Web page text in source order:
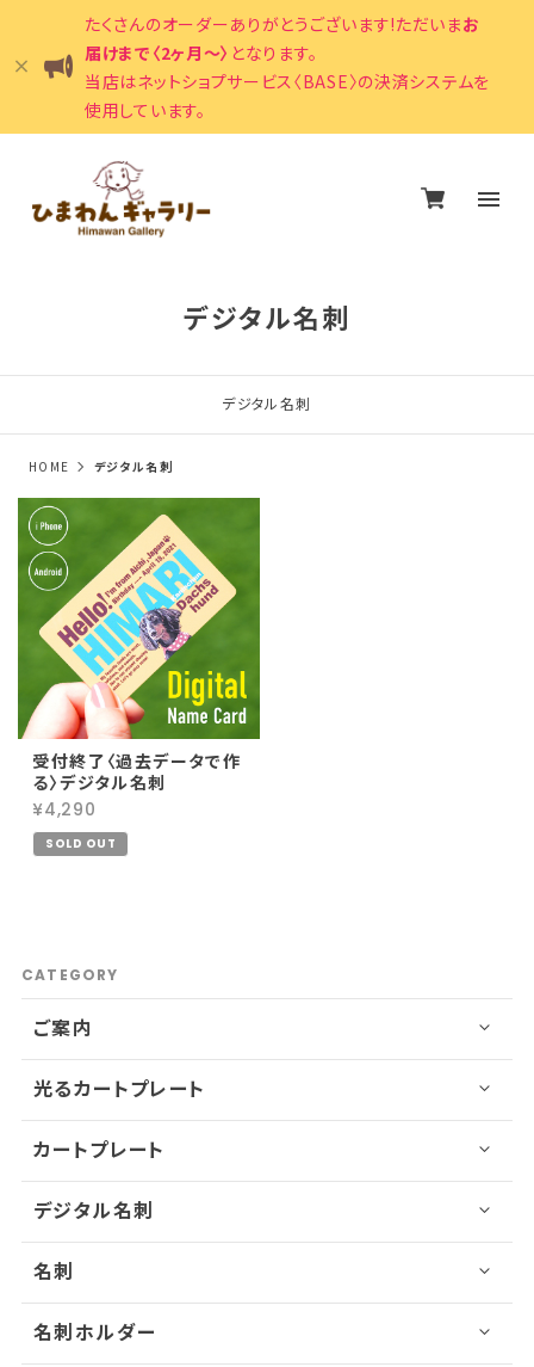
たくさんのオーダーありがとうございます!ただいまお
届けまで〈2ヶ月〜〉 となります。
当店はネットショプサービス〈BASE〉の決済システムを
使用しています。
デジタル名刺
デジタル名刺
HOME デジタル名刺
受付終了〈過去データで作
る〉デジタル名刺
¥4,290
SOLD OUT
CATEGORY
ご案内
光るカートプレート
カートプレート
デジタル名刺
名刺
名刺ホルダー